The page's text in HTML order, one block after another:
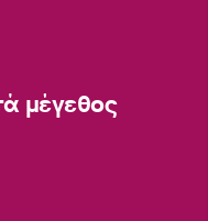
μέγεθος